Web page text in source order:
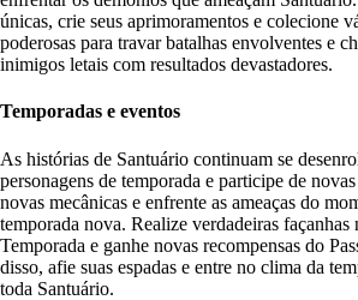
únicas, crie seus aprimoramentos e colecione
poderosas para travar batalhas envolventes e
inimigos letais com resultados devastadores.
Temporadas e eventos
As histórias de Santuário continuam se
personagens de temporada e participe de
novas mecânicas e enfrente as ameaças do
temporada nova. Realize verdadeiras façanhas
Temporada e ganhe novas recompensas do
disso, afie suas espadas e entre no clima da
toda Santuário.